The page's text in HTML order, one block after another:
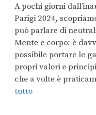
A pochi giorni
Parigi 2024,
può parlare di
Mente e corpo: è
possibile portare le
propri valori e
che a volte è
tutto